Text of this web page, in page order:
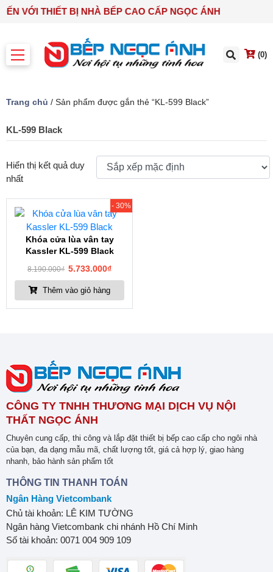
ĐẾN VỚI THIẾT BỊ NHÀ BẾP CAO CẤP NGỌC ÁNH
(0)
Trang chủ / Sản phẩm được gắn thẻ “KL-599 Black”
KL-599 Black
Hiển thị kết quả duy
nhất
- 30%
Khóa cửa lùa vân tay
Kassler KL-599 Black
8.190.000₫ 5.733.000₫
Thêm vào giỏ hàng
CÔNG TY TNHH THƯƠNG MẠI DỊCH VỤ NỘI
THẤT NGỌC ÁNH
Chuyên cung cấp, thi công và lắp đặt thiết bị bếp cao cấp cho ngôi nhà
của bạn, đa dạng mẫu mã, chất lượng tốt, giá cả hợp lý, giao hàng
nhanh, bảo hành sản phẩm tốt
THÔNG TIN THANH TOÁN
Ngân Hàng Vietcombank
Chủ tài khoản: LÊ KIM TƯỜNG
Ngân hàng Vietcombank chi nhánh Hồ Chí Minh
Số tài khoản: 0071 004 909 109